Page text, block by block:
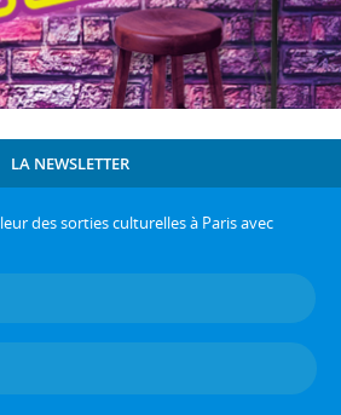
LA NEWSLETTER
des sorties culturelles à Paris avec